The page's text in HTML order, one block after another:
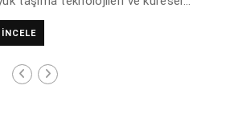
alındı.